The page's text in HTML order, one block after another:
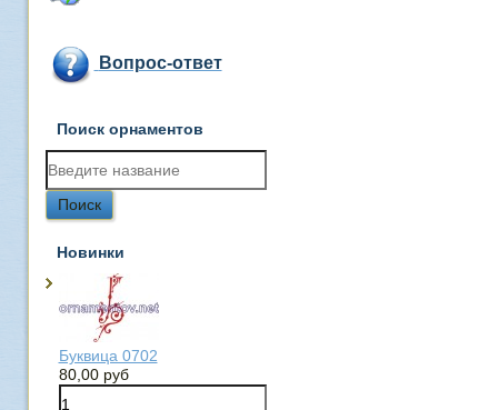
Вопрос-ответ
Поиск орнаментов
Новинки
Буквица 0702
80,00 руб